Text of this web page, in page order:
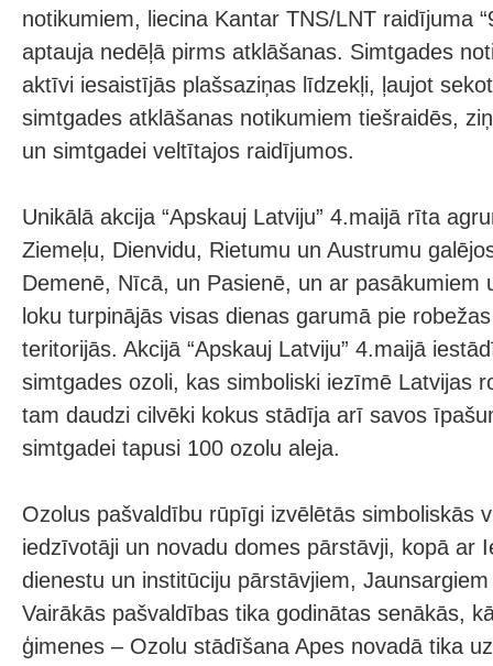
notikumiem, liecina Kantar TNS/LNT raidījuma
aptauja nedēļā pirms atklāšanas. Simtgades
aktīvi iesaistījās plašsaziņas līdzekļi, ļaujot
simtgades atklāšanas notikumiem tiešraidēs,
un simtgadei veltītajos raidījumos.
Unikālā akcija “Apskauj Latviju” 4.maijā rīta
Ziemeļu, Dienvidu, Rietumu un Austrumu
Demenē, Nīcā, un Pasienē, un ar pasākumiem
loku turpinājās visas dienas garumā pie
teritorijās. Akcijā “Apskauj Latviju” 4.maijā
simtgades ozoli, kas simboliski iezīmē Latvijas
tam daudzi cilvēki kokus stādīja arī savos
simtgadei tapusi 100 ozolu aleja.
Ozolus pašvaldību rūpīgi izvēlētās simboliskās
iedzīvotāji un novadu domes pārstāvji, kopā ar
dienestu un institūciju pārstāvjiem,
Vairākās pašvaldības tika godinātas senākās,
ģimenes – Ozolu stādīšana Apes novadā tika